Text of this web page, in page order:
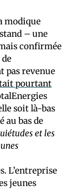
modique
– une
confirmée
pas revenue
pourtant
soit là-bas
au bas de
et les
L’entreprise
jeunes